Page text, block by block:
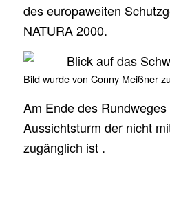
des europaweiten
NATURA 2000.
Bild wurde von Conny Meißner
Am Ende des
Aussichtsturm der nicht
zugänglich ist .